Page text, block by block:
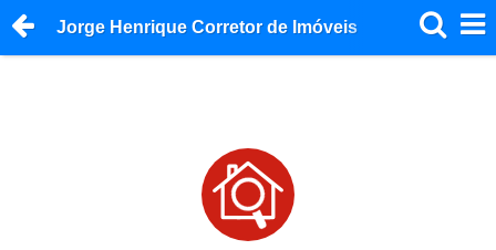
Jorge Henrique Corretor de Imóveis